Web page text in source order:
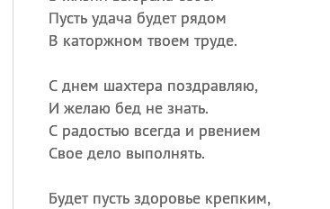
Пусть удача будет рядом
В каторжном твоем труде.
С днем шахтера поздравляю,
И желаю бед не знать.
С радостью всегда и рвением
Свое дело выполнять.
Будет пусть здоровье крепким,